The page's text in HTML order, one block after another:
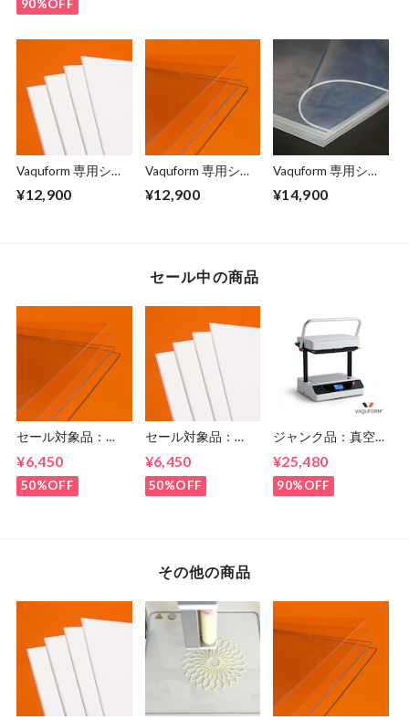
90%OFF
Vaquform 専用シー
¥12,900
Vaquform 専用シー
¥12,900
Vaquform 専用シー
¥14,900
セール中の商品
セール対象品：
ト PETG 透明
¥6,450
50%OFF
セール対象品：
ト HIPS 白
¥6,450
50%OFF
ジャンク品：真空成
¥25,480
90%OFF
その他の商品